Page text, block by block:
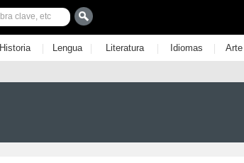
Historia | Lengua | Literatura | Idiomas | Arte